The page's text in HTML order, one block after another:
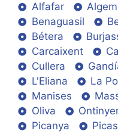
Alfafar
Benaguasil
Bétera
Carcaixent
Cullera
L'Eliana
La
Manises
Oliva
Picanya